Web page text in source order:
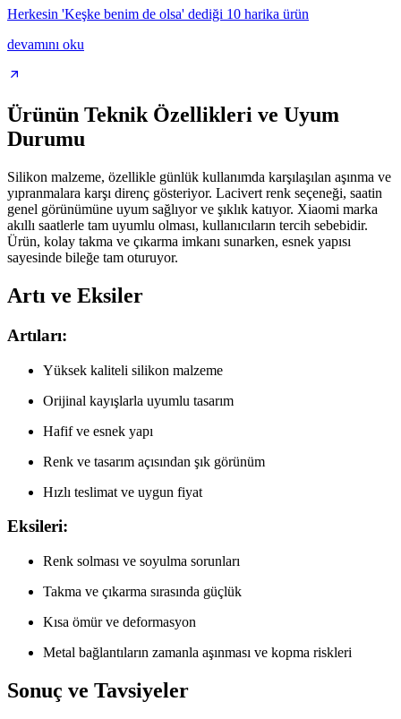
Herkesin 'Keşke benim de olsa' dediği 10 harika ürün
devamını oku
Ürünün Teknik Özellikleri ve Uyum
Durumu
Silikon malzeme, özellikle günlük kullanımda karşılaşılan aşınma ve
yıpranmalara karşı direnç gösteriyor. Lacivert renk seçeneği, saatin
genel görünümüne uyum sağlıyor ve şıklık katıyor. Xiaomi marka
akıllı saatlerle tam uyumlu olması, kullanıcıların tercih sebebidir.
Ürün, kolay takma ve çıkarma imkanı sunarken, esnek yapısı
sayesinde bileğe tam oturuyor.
Artı ve Eksiler
Artıları:
Yüksek kaliteli silikon malzeme
Orijinal kayışlarla uyumlu tasarım
Hafif ve esnek yapı
Renk ve tasarım açısından şık görünüm
Hızlı teslimat ve uygun fiyat
Eksileri:
Renk solması ve soyulma sorunları
Takma ve çıkarma sırasında güçlük
Kısa ömür ve deformasyon
Metal bağlantıların zamanla aşınması ve kopma riskleri
Sonuç ve Tavsiyeler